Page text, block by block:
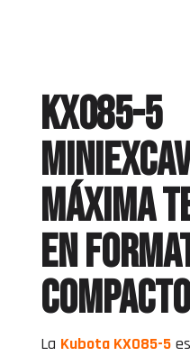
KX085-5
máxima
en
compacto
La Kubota KX085-5